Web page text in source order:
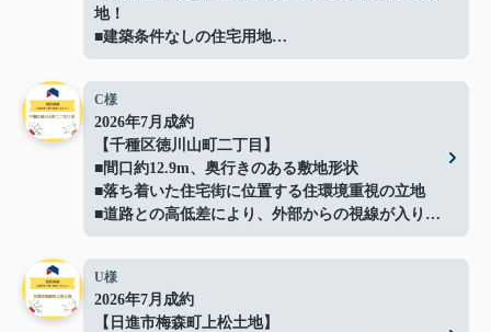
地！
■建築条件なしの住宅用地
■間口約14.4ｍでプランの自由度良好
■解体更地渡しでスムーズに建築可能
■閑静な住宅地に立地
■イオン守山店まで約500ｍ
■日常の買い物にも便利な住環境
■守山スマートインターまで車で約3分で車移動の
利便性も良好
■お好きなハウスメーカーで建築可能
C様
2026年7月成約
【千種区徳川山町二丁目】
■間口約12.9m、奥行きのある敷地形状
■落ち着いた住宅街に位置する住環境重視の立地
■道路との高低差により、外部からの視線が入りに
くい落ち着いた敷地
■高低差を活かしたプライバシー性の高い敷地形状
■現況：更地徳川山町土地】
ご成約ありがとうございました！
U様
2026年7月成約
【日進市梅森町上松土地】